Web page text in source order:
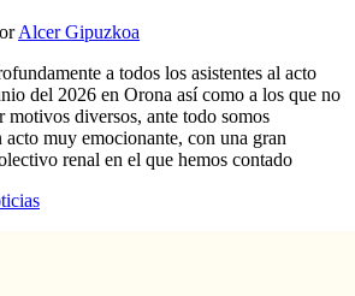
Alcer Gipuzkoa
a todos los asistentes al acto
del 2026 en Orona así como a los que no
diversos, ante todo somos
muy emocionante, con una gran
renal en el que hemos contado